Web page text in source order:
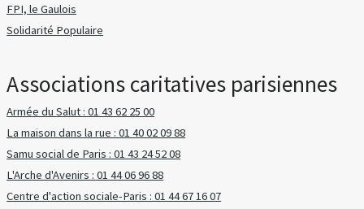
FPI, le Gaulois
Solidarité Populaire
Associations caritatives parisiennes
Armée du Salut : 01 43 62 25 00
La maison dans la rue : 01 40 02 09 88
Samu social de Paris : 01 43 24 52 08
L'Arche d'Avenirs : 01 44 06 96 88
Centre d'action sociale-Paris : 01 44 67 16 07